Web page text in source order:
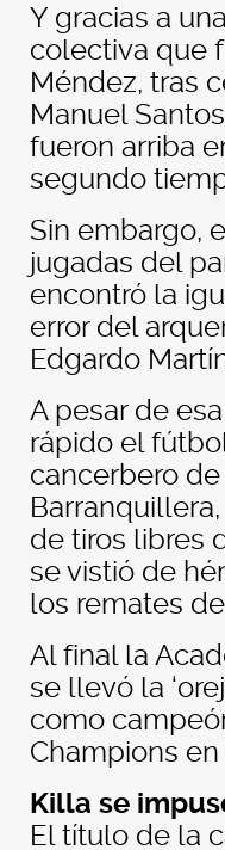
Y gracias a
colectiva que
Méndez, tras
Manuel
fueron arriba
segundo
Sin embargo,
jugadas del
encontró la
error del
Edgardo
A pesar de
rápido el
cancerbero
de tiros libres
se vistió de
los remates
Al final la
se llevó la
como
Champions en
Killa se
El título de la